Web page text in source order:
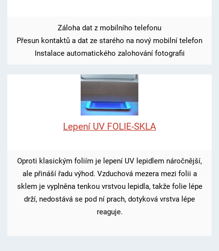
Záloha dat z mobilního telefonu
Přesun kontaktů a dat ze starého na nový mobilní telefon
Instalace automatického zalohování fotografii
Lepení UV FOLIE-SKLA
Oproti klasickým foliím je lepení UV lepidlem náročnější,
ale přináší řadu výhod. Vzduchová mezera mezi folii a
sklem je vyplněna tenkou vrstvou lepidla, takže folie lépe
drží, nedostává se pod ní prach, dotyková vrstva lépe
reaguje.